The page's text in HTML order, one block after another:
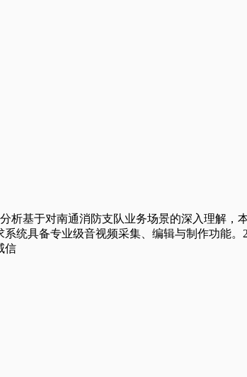
基于对南通消防支队业务场景的深入理解，
统具备专业级音视频采集、编辑与制作功能
信